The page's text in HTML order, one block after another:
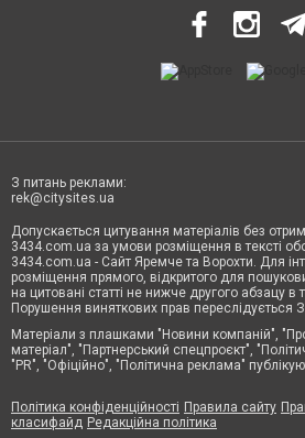
З питань реклами:
rek@citysites.ua
Допускається цитування матеріалів без
3434.com.ua за умови розміщення в тексті
3434.com.ua - Сайт Яремче та Ворохти. Для
розміщення прямого, відкритого для
на цитовані статті не нижче другого абзацу в
Порушення виняткових прав переслідується
Матеріали з плашками "Новини компаній",
матеріал", "Партнерський спецпроєкт",
"PR", "Офіційно", "Політична реклама"
Політика конфіденційності Правила сайту
класифайд Редакційна політика